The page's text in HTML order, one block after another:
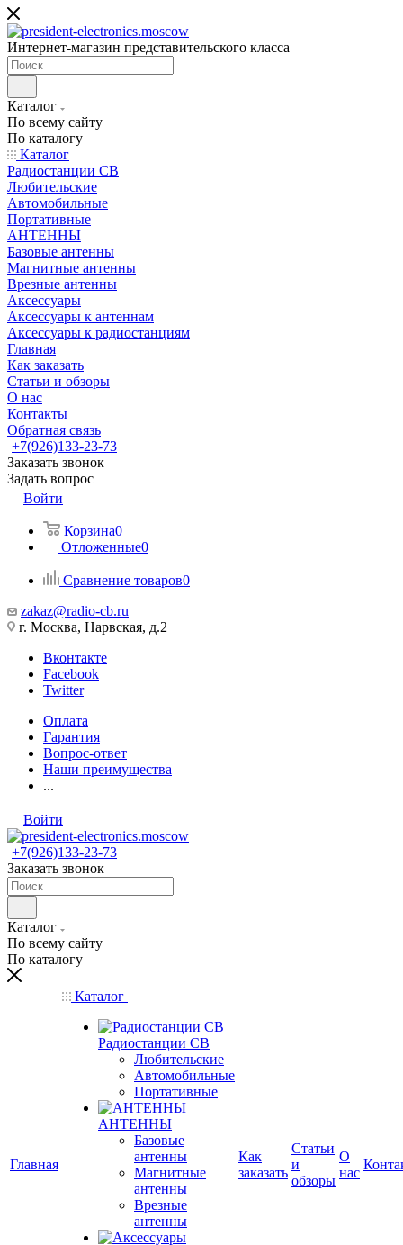
Интернет-магазин представительского класса
Каталог
По всему сайту
По каталогу
Каталог
Радиостанции CB
Любительские
Автомобильные
Портативные
АНТЕННЫ
Базовые антенны
Магнитные антенны
Врезные антенны
Аксессуары
Аксессуары к антеннам
Аксессуары к радиостанциям
Главная
Как заказать
Статьи и обзоры
О нас
Контакты
Обратная связь
+7(926)133-23-73
Заказать звонок
Задать вопрос
Войти
Корзина0
Отложенные0
Сравнение товаров0
zakaz@radio-cb.ru
г. Москва, Нарвская, д.2
Вконтакте
Facebook
Twitter
Оплата
Гарантия
Вопрос-ответ
Наши преимущества
...
Войти
+7(926)133-23-73
Заказать звонок
Каталог
По всему сайту
По каталогу
Главная
Каталог
Радиостанции CB
Любительские
Автомобильные
Портативные
АНТЕННЫ
Базовые
антенны
Магнитные
антенны
Врезные
антенны
Как
заказать
Статьи
и
обзоры
О
нас